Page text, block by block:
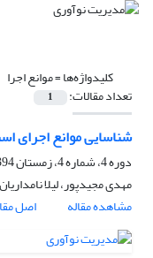
کلیدواژه‌ها =موانع اجرا
تعداد مقالات: 1
شناسایی موانع اجرای
دوره 4، شماره 4، زمستان 1394، صفحه
مهدی مجیدپور، لیلا نامداریان
مشاهده مقاله
اصل